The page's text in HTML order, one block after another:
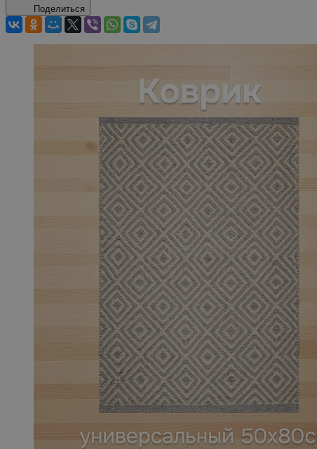
Поделиться